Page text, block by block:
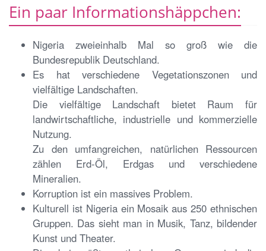
Ein paar Informationshäppchen:
Nigeria zweieinhalb Mal so groß wie die
Bundesrepublik Deutschland.
Es hat verschiedene Vegetationszonen und
vielfältige Landschaften.
Die vielfältige Landschaft bietet Raum für
landwirtschaftliche, industrielle und kommerzielle
Nutzung.
Zu den umfangreichen, natürlichen Ressourcen
zählen Erd-Öl, Erdgas und verschiedene
Mineralien.
Korruption ist ein massives Problem.
Kulturell ist Nigeria ein Mosaik aus 250 ethnischen
Gruppen. Das sieht man in Musik, Tanz, bildender
Kunst und Theater.